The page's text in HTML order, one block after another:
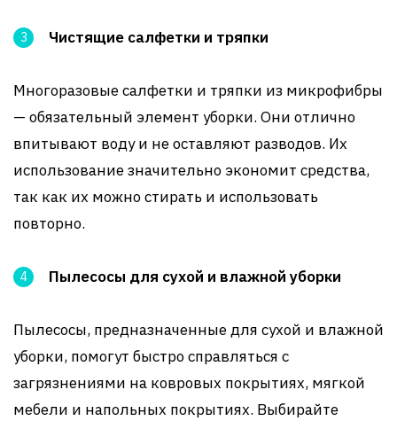
Чистящие салфетки и тряпки
Многоразовые салфетки и тряпки из микрофибры
— обязательный элемент уборки. Они отлично
впитывают воду и не оставляют разводов. Их
использование значительно экономит средства,
так как их можно стирать и использовать
повторно.
Пылесосы для сухой и влажной уборки
Пылесосы, предназначенные для сухой и влажной
уборки, помогут быстро справляться с
загрязнениями на ковровых покрытиях, мягкой
мебели и напольных покрытиях. Выбирайте